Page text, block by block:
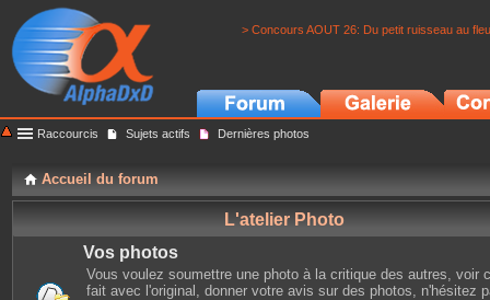
> Concours AOUT 26: Du petit ruisseau au
Raccourcis Sujets actifs Dernières photos
Accueil du forum
L'atelier Photo
Vos photos
Vous voulez soumettre une photo à la critique des autres, voir
fait avec l'original, donner votre avis sur des photos, n'hésitez